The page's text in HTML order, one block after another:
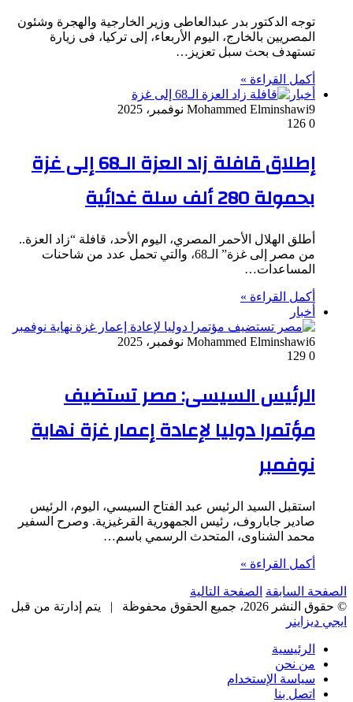
توجه الدكتور بدر عبدالعاطى وزير الخارجية والهجرة وشئون
المصريين بالخارج، اليوم الأربعاء، إلى تركيا، فى زيارة
تستهدف بحث سبل تعزيز…
أكمل القراءة »
أخبار
Mohammed Elminshawi9 نوفمبر، 2025
0
إطلاق قافلة زاد العزة الـ68 إلى غزة
بحمولة 280 ألف سلة غدائية
أطلق الهلال الأحمر المصري، اليوم الأحد، قافلة “زاد العزة..
من مصر إلى غزة” الـ68، والتي تحمل عدد من شاحنات
المساعدات…
أكمل القراءة »
أخبار
Mohammed Elminshawi6 نوفمبر، 2025
0
الرئيس السيسى: مصر تستضيف
مؤتمرا دوليا لإعادة إعمار غزة نهاية
نوفمبر
استقبل السيد الرئيس عبد الفتاح السيسي، اليوم، الرئيس
صادير جاباروف، رئيس الجمهورية القرغيزية. وصرح السفير
محمد الشناوى، المتحدث الرسمي باسم…
أكمل القراءة »
الصفحة السابقة الصفحة التالية
© حقوق النشر 2026، جميع الحقوق محفوظة |
يتم إدارتة من قبل
ايجي ديزاينر
الرئيسية
من نحن
سياسة الإستخدام
اتصل بنا